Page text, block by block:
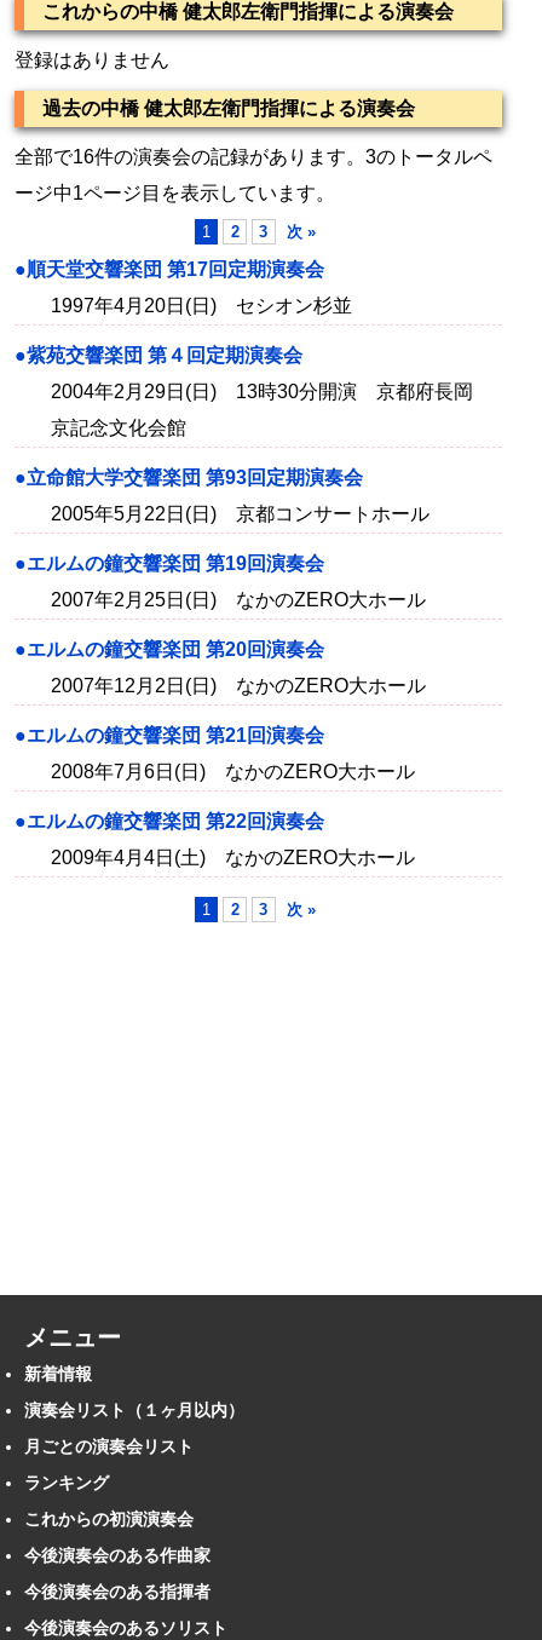
これからの中橋 健太郎左衛門指揮による演奏会
登録はありません
過去の中橋 健太郎左衛門指揮による演奏会
全部で16件の演奏会の記録があります。3のトータルペ
ージ中1ページ目を表示しています。
1 2 3 次 »
●順天堂交響楽団 第17回定期演奏会
1997年4月20日(日) セシオン杉並
●紫苑交響楽団 第４回定期演奏会
2004年2月29日(日) 13時30分開演 京都府長岡
京記念文化会館
●立命館大学交響楽団 第93回定期演奏会
2005年5月22日(日) 京都コンサートホール
●エルムの鐘交響楽団 第19回演奏会
2007年2月25日(日) なかのZERO大ホール
●エルムの鐘交響楽団 第20回演奏会
2007年12月2日(日) なかのZERO大ホール
●エルムの鐘交響楽団 第21回演奏会
2008年7月6日(日) なかのZERO大ホール
●エルムの鐘交響楽団 第22回演奏会
2009年4月4日(土) なかのZERO大ホール
1 2 3 次 »
メニュー
新着情報
演奏会リスト（１ヶ月以内）
月ごとの演奏会リスト
ランキング
これからの初演演奏会
今後演奏会のある作曲家
今後演奏会のある指揮者
今後演奏会のあるソリスト